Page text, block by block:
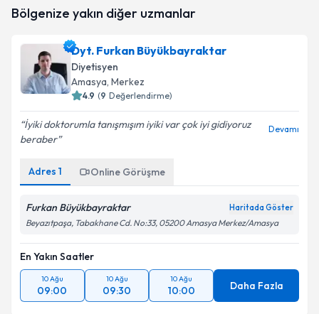
oluşturun. Size bu uzmandan randevu almanız için bir
E-posta Adresiniz
Kişisel verilerimin işlenmesine ilişkinAydınlatma
Takvim Talebini Gönder
Bölgenize yakın diğer uzmanlar
Dyt. Furkan Büyükbayraktar
Diyetisyen
Amasya, Merkez
4.9 (9 Değerlendirme)
İyiki doktorumla tanışmışım iyiki var çok iyi gidiyoruz
beraber
Devamı
Adres 1 Online Görüşme
Furkan Büyükbayraktar Haritada Göster
Beyazıtpaşa, Tabakhane Cd. No:33, 05200 Amasya Merkez/Amasya
En Yakın Saatler
10 Ağu
09:00
10 Ağu
09:30
10 Ağu
10:00 Daha Fazla